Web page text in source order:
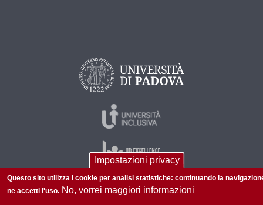
Impostazioni privacy
Questo sito utilizza i cookie per analisi statistiche: continuando la
ne accetti l'uso. No, vorrei maggiori informazioni